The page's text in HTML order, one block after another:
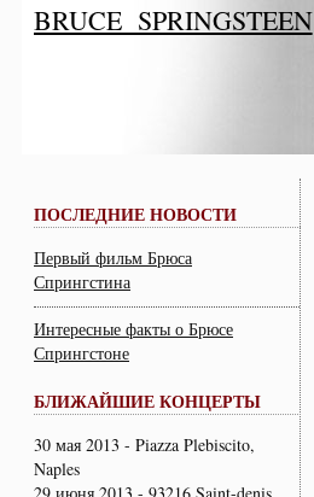
BRUCE SPRINGSTEEN
ПОСЛЕДНИЕ НОВОСТИ
Первый фильм Брюса
Спрингстина
Интересные факты о Брюсе
Спрингстоне
БЛИЖАЙШИЕ КОНЦЕРТЫ
30 мая 2013 - Piazza Plebiscito,
Naples
29 июня 2013 - 93216 Saint-denis